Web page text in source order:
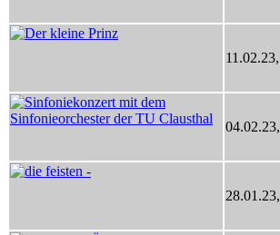
11.02.23,
04.02.23,
28.01.23,